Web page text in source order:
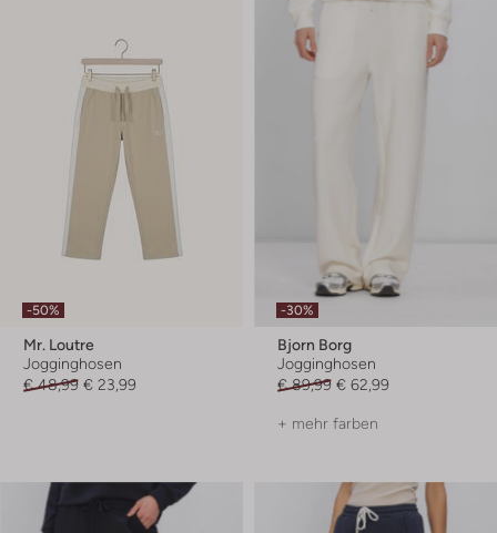
-50%
Mr. Loutre
Jogginghosen
€ 48,99 € 23,99
-30%
Bjorn Borg
Jogginghosen
€ 89,99 € 62,99
+ mehr farben